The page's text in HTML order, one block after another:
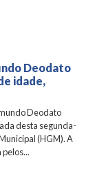
Deodato
idade,
Deodato
desta segunda-
(HGM). A